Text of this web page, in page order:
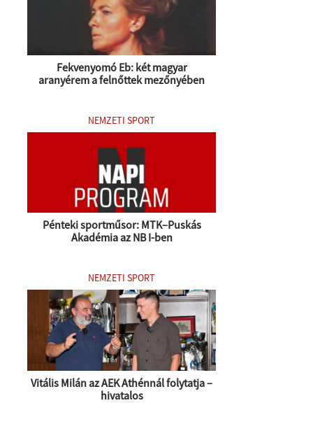
Fekvenyomó Eb: két magyar
aranyérem a felnőttek mezőnyében
NEMZETI SPORT
Pénteki sportműsor: MTK–Puskás
Akadémia az NB I-ben
NEMZETI SPORT
Vitális Milán az AEK Athénnál folytatja –
hivatalos